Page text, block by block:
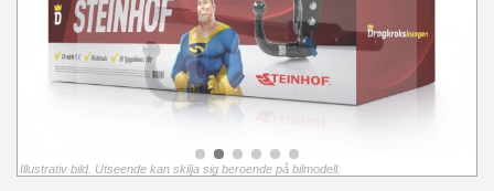
Illustrativ bild. Utseende kan skilja sig beroende på bilmodell.